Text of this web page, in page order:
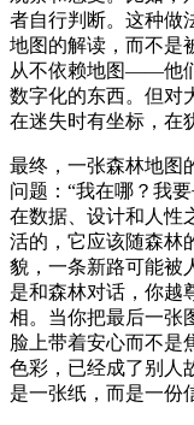
者自行判断。这种做
地图的解读，而不是
从不依赖地图——他
数字化的东西。但对
在迷失时有坐标，在
最终，一张森林地图
问题：“我在哪？我
在数据、设计和人性
活的，它应该随森
貌，一条新路可能被
是和森林对话，你越
相。当你把最后一张
脸上带着安心而不是
色彩，已经成了别人
是一张纸，而是一份